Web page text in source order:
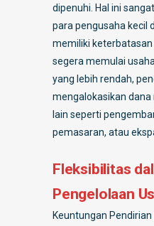
dipenuhi. Hal ini
para pengusaha kecil
memiliki
segera memulai
yang lebih rendah,
mengalokasikan
lain seperti
pemasaran, atau
Fleksibilitas
Pengelolaan
Keuntungan